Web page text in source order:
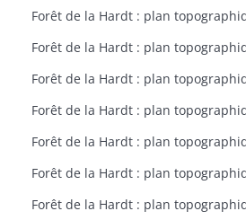
Forêt de la Hardt : plan
Forêt de la Hardt : plan
Forêt de la Hardt : plan
Forêt de la Hardt : plan
Forêt de la Hardt : plan
Forêt de la Hardt : plan
Forêt de la Hardt : plan